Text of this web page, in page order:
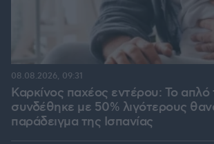
Καρκίνος παχέος εντέρου: Το απλό
συνδέθηκε με 50% λιγότερους
παράδειγμα της Ισπανίας
08.08.2026, 09:31